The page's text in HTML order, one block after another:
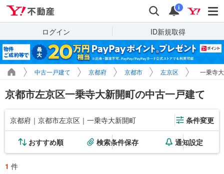
検索 通知
i
ログイン ID新規取得
中古一戸建て 京都府 京都市 左京区 一乗寺
京都市左京区一乗寺大新開町の中古一戸建て
京都府｜京都市左京区｜一乗寺大新開町 条件変更
おすすめ順 検索条件保存 通知設定
1 件